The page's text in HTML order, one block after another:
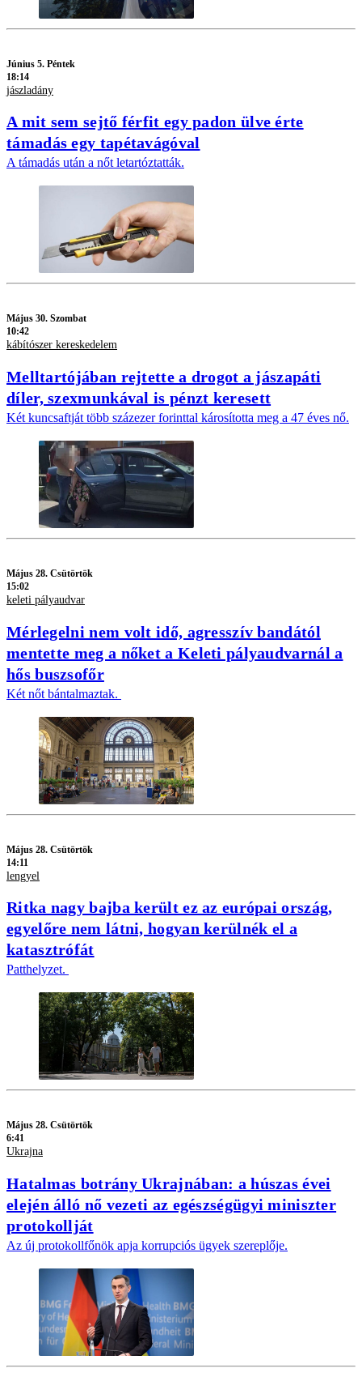
Június 5. Péntek
18:14
jászladány
A mit sem sejtő férfit egy padon ülve érte
támadás egy tapétavágóval
A támadás után a nőt letartóztatták.
Május 30. Szombat
10:42
kábítószer kereskedelem
Melltartójában rejtette a drogot a jászapáti
díler, szexmunkával is pénzt keresett
Két kuncsaftját több százezer forinttal károsította meg a 47 éves nő.
Május 28. Csütörtök
15:02
keleti pályaudvar
Mérlegelni nem volt idő, agresszív bandától
mentette meg a nőket a Keleti pályaudvarnál a
hős buszsofőr
Két nőt bántalmaztak.
Május 28. Csütörtök
14:11
lengyel
Ritka nagy bajba került ez az európai ország,
egyelőre nem látni, hogyan kerülnék el a
katasztrófát
Patthelyzet.
Május 28. Csütörtök
6:41
Ukrajna
Hatalmas botrány Ukrajnában: a húszas évei
elején álló nő vezeti az egészségügyi miniszter
protokollját
Az új protokollfőnök apja korrupciós ügyek szereplője.